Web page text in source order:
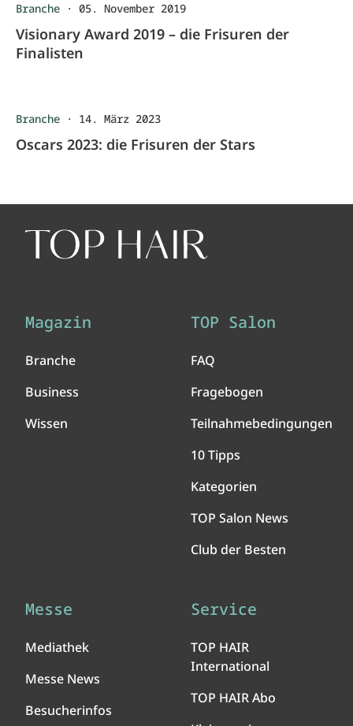
Branche · 05. November 2019
Visionary Award 2019 – die Frisuren der
Finalisten
Branche · 14. März 2023
Oscars 2023: die Frisuren der Stars
Magazin
Branche
Business
Wissen
TOP Salon
FAQ
Fragebogen
Teilnahmebedingungen
10 Tipps
Kategorien
TOP Salon News
Club der Besten
Messe
Mediathek
Messe News
Besucherinfos
Service
TOP HAIR
International
TOP HAIR Abo